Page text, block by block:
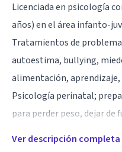
Licenciada en psicología
años) en el área infanto-
Tratamientos de
autoestima, bullying,
alimentación,
Psicología perinatal;
para perder peso, dejar de
Ver descripción completa